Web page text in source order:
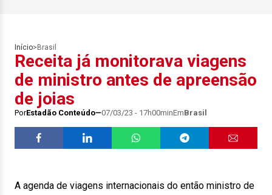
Início> Brasil
Receita já monitorava viagens
de ministro antes de apreensão
de joias
PorEstadão Conteúdo 07/03/23 - 17h00minEmBrasil
A agenda de viagens internacionais do então ministro de